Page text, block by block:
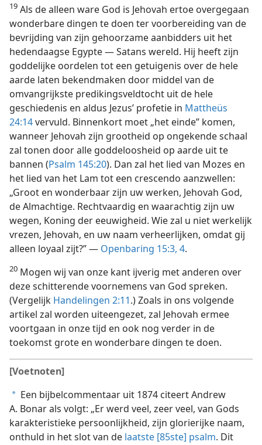
19 Als de alleen ware God is Jehovah ertoe overgegaan
wonderbare dingen te doen ter voorbereiding van de
bevrijding van zijn gehoorzame aanbidders uit het
hedendaagse Egypte — Satans wereld. Hij heeft zijn
goddelijke oordelen tot een getuigenis over de hele
aarde laten bekendmaken door middel van de
omvangrijkste predikingsveldtocht uit de hele
geschiedenis en aldus Jezus’ profetie in Mattheüs
24:14vervuld. Binnenkort moet „het einde” komen,
wanneer Jehovah zijn grootheid op ongekende schaal
zal tonen door alle goddeloosheid op aarde uit te
bannen (Psalm 145:20). Dan zal het lied van Mozes en
het lied van het Lam tot een crescendo aanzwellen:
„Groot en wonderbaar zijn uw werken, Jehovah God,
de Almachtige. Rechtvaardig en waarachtig zijn uw
wegen, Koning der eeuwigheid. Wie zal u niet werkelijk
vrezen, Jehovah, en uw naam verheerlijken, omdat gij
alleen loyaal zijt?” — Openbaring 15:3, 4.
20 Mogen wij van onze kant ijverig met anderen over
deze schitterende voornemens van God spreken.
(Vergelijk Handelingen 2:11.) Zoals in ons volgende
artikel zal worden uiteengezet, zal Jehovah ermee
voortgaan in onze tijd en ook nog verder in de
toekomst grote en wonderbare dingen te doen.
[Voetnoten]
a Een bijbelcommentaar uit 1874 citeert Andrew
A. Bonar als volgt: „Er werd veel, zeer veel, van Gods
karakteristieke persoonlijkheid, zijn glorierijke naam,
onthuld in het slot van de laatste [85ste] psalm. Dit